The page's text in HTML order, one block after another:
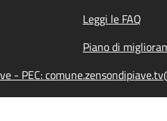
Leggi le FAQ
Piano di
- PEC: